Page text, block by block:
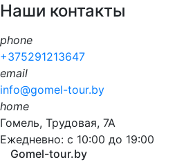
Наши контакты
phone
+375291213647
email
info@gomel-tour.by
home
Гомель, Трудовая, 7А
Ежедневно: с 10:00 до 19:00
Gomel-tour.by